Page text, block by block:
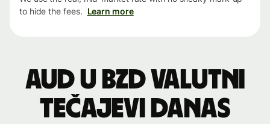
to hide the fees. Learn more
AUD u BZD valutni
tečajevi danas